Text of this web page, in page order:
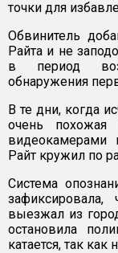
точки для
Обвинитель
Райта и не
в период
обнаружения
В те дни, когда
очень
видеокамерами
Райт кружил по
Система
выезжал из
остановила
катается, так как